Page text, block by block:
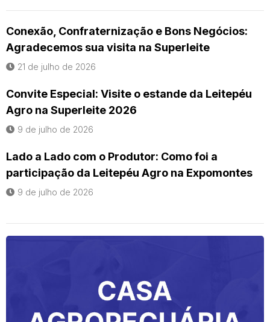
Conexão, Confraternização e Bons Negócios:
Agradecemos sua visita na Superleite
21 de julho de 2026
Convite Especial: Visite o estande da Leitepéu
Agro na Superleite 2026
9 de julho de 2026
Lado a Lado com o Produtor: Como foi a
participação da Leitepéu Agro na Expomontes
9 de julho de 2026